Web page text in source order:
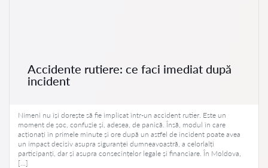
Accidente rutiere: ce faci imediat după
incident
Nimeni nu își dorește să fie implicat într-un accident rutier. Este un
moment de șoc, confuzie și, adesea, de panică. Însă, modul în care
acționați în primele minute și ore după un astfel de incident poate avea
un impact decisiv asupra siguranței dumneavoastră, a celorlalți
participanți, dar și asupra consecințelor legale și financiare. În Moldova,
[…]